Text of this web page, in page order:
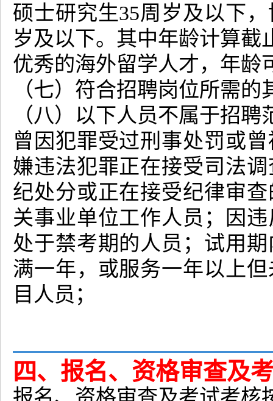
硕士研究生35周岁及以下
岁及以下。其中年龄计算截
优秀的海外留学人才，年龄
（七）符合招聘岗位所需的
（八）以下人员不属于招聘
曾因犯罪受过刑事处罚或
嫌违法犯罪正在接受司法
纪处分或正在接受纪律审
关事业单位工作人员；因
处于禁考期的人员；试用
满一年，或服务一年以上
目人员；
四、报名、资格审查及